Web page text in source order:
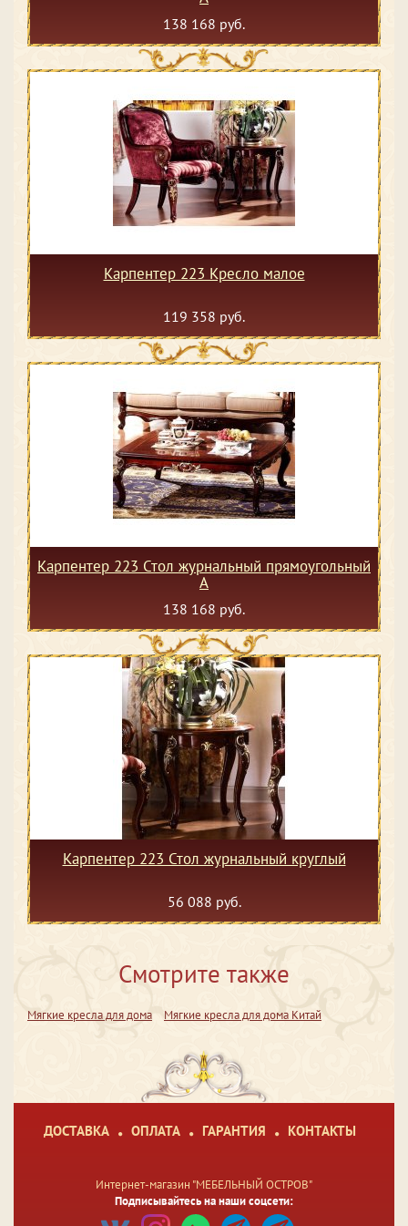
138 168 руб.
Карпентер 223 Кресло малое
119 358 руб.
Карпентер 223 Стол журнальный прямоугольный
А
138 168 руб.
Карпентер 223 Стол журнальный круглый
56 088 руб.
Смотрите также
Мягкие кресла для дома Мягкие кресла для дома Китай
ДОСТАВКА ОПЛАТА ГАРАНТИЯ КОНТАКТЫ
Интернет-магазин "МЕБЕЛЬНЫЙ ОСТРОВ"
Подписывайтесь на наши соцсети: